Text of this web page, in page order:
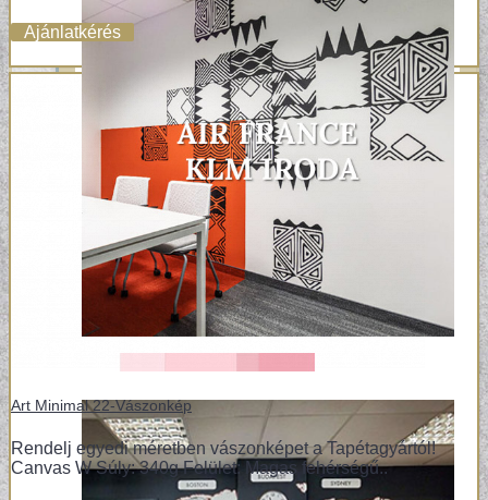
Ajánlatkérés
Art Minimal 22-Vászonkép
Rendelj egyedi méretben vászonképet a Tapétagyártól!
Canvas W Súly: 340g Felület: Magas fehérségű..